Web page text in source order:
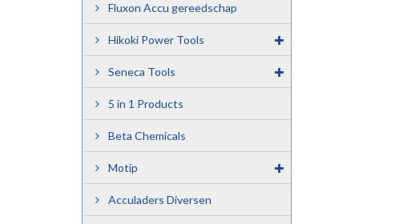
Fluxon Accu gereedschap
Hikoki Power Tools
Seneca Tools
5 in 1 Products
Beta Chemicals
Motip
Acculaders Diversen